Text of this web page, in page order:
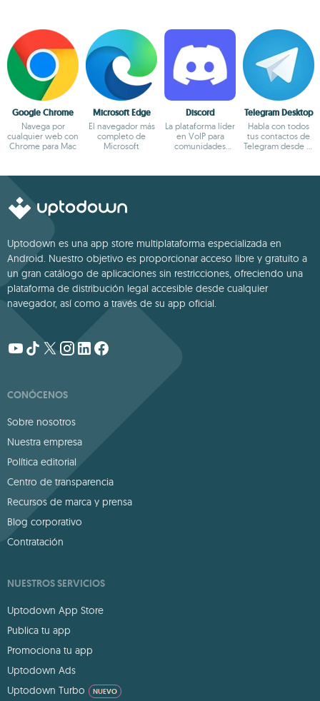
Google Chrome
Navega por
cualquier web con
Chrome para Mac
Microsoft Edge
El navegador más
completo de
Microsoft
Discord
La plataforma líder
en VoIP para
comunidades
Telegram Desktop
Habla con todos
tus contactos de
Telegram desde el
Uptodown es una app store multiplataforma especializada en
Android. Nuestro objetivo es proporcionar acceso libre y gratuito a
un gran catálogo de aplicaciones sin restricciones, ofreciendo una
plataforma de distribución legal accesible desde cualquier
navegador, así como a través de su app oficial.
CONÓCENOS
Sobre nosotros
Nuestra empresa
Política editorial
Centro de transparencia
Recursos de marca y prensa
Blog corporativo
Contratación
NUESTROS SERVICIOS
Uptodown App Store
Publica tu app
Promociona tu app
Uptodown Ads
Uptodown Turbo
NUEVO